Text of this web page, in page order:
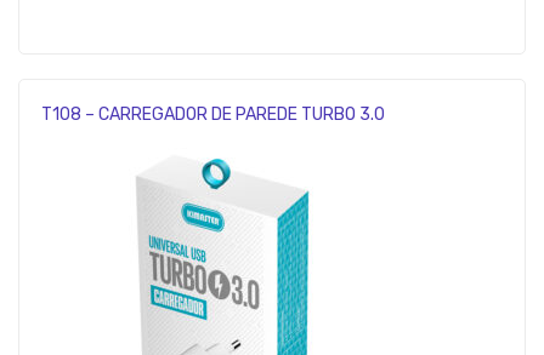
T108 – CARREGADOR DE PAREDE TURBO 3.0